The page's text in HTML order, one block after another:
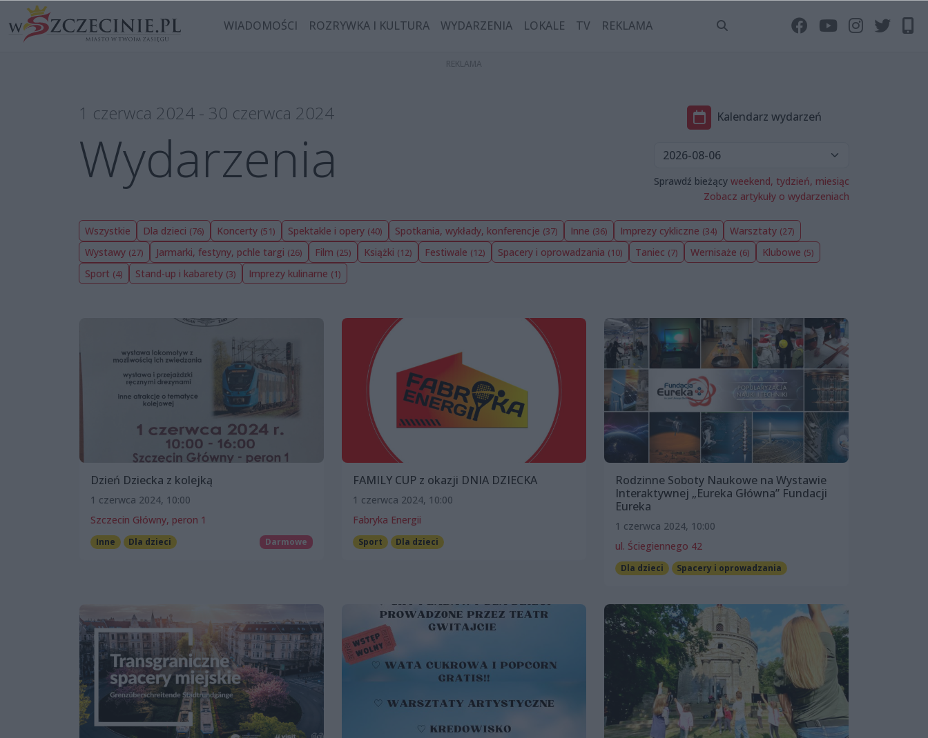
WIADOMOŚCI ROZRYWKA I KULTURA WYDARZENIA LOKALE TV REKLAMA
1 czerwca 2024 - 30 czerwca 2024
Wydarzenia
Kalendarz wydarzeń
Sprawdź bieżący weekend, tydzień, miesiąc
Zobacz artykuły o wydarzeniach
Wszystkie Dla dzieci (76) Koncerty (51) Spektakle i opery (40) Spotkania, wykłady, konferencje (37) Inne (36) Imprezy cykliczne (34) Warsztaty (27)
Wystawy (27) Jarmarki, festyny, pchle targi (26) Film (25) Książki (12) Festiwale (12) Spacery i oprowadzania (10) Taniec (7) Wernisaże (6) Klubowe (5)
Sport (4) Stand-up i kabarety (3) Imprezy kulinarne (1)
Dzień Dziecka z kolejką
1 czerwca 2024, 10:00
Szczecin Główny, peron 1
Inne Dla dzieci Darmowe
FAMILY CUP z okazji DNIA DZIECKA
1 czerwca 2024, 10:00
Fabryka Energii
Sport Dla dzieci
Rodzinne Soboty Naukowe na Wystawie
Interaktywnej „Eureka Główna” Fundacji
Eureka
1 czerwca 2024, 10:00
ul. Ściegiennego 42
Dla dzieci Spacery i oprowadzania